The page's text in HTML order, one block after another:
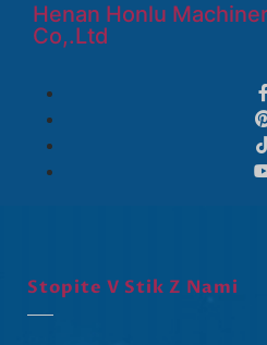
Henan Honlu
Co,.Ltd
Stopite V Stik Z Nami